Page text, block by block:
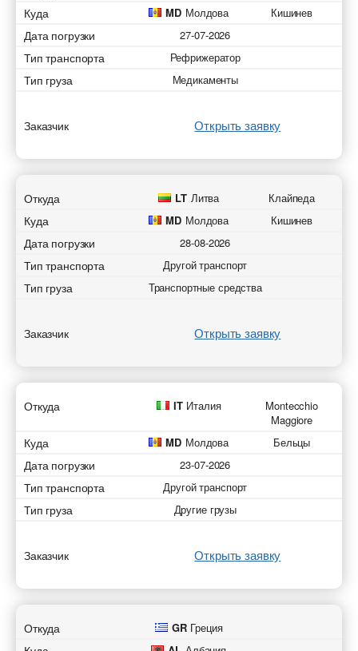
Куда MD Молдова Кишинев
Дата погрузки 27-07-2026
Тип транспорта Рефрижератор
Тип груза Медикаменты
Заказчик Открыть заявку
Откуда LT Литва Клайпеда
Куда MD Молдова Кишинев
Дата погрузки 28-08-2026
Тип транспорта Другой транспорт
Тип груза Транспортные средства
Заказчик Открыть заявку
Откуда IT Италия
Montecchio
Maggiore
Куда MD Молдова Бельцы
Дата погрузки 23-07-2026
Тип транспорта Другой транспорт
Тип груза Другие грузы
Заказчик Открыть заявку
Откуда GR Греция